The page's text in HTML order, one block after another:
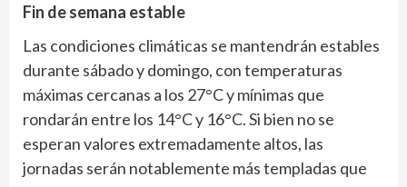
Fin de semana estable
Las condiciones climáticas se mantendrán estables
durante sábado y domingo, con temperaturas
máximas cercanas a los 27°C y mínimas que
rondarán entre los 14°C y 16°C. Si bien no se
esperan valores extremadamente altos, las
jornadas serán notablemente más templadas que